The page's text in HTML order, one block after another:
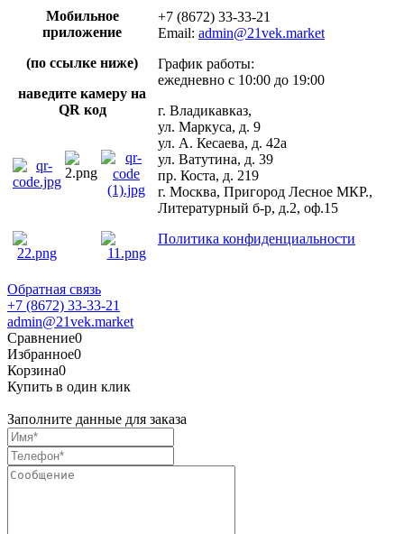
Мобильное
приложение
(по ссылке ниже)
наведите камеру на
QR код
+7 (8672) 33-33-21
Email: admin@21vek.market
График работы:
ежедневно с 10:00 до 19:00
г. Владикавказ,
ул. Маркуса, д. 9
ул. А. Кесаева, д. 42а
ул. Ватутина, д. 39
пр. Коста, д. 219
г. Москва, Пригород Лесное МКР.,
Литературный б-р, д.2, оф.15
Политика конфиденциальности
Обратная связь
+7 (8672) 33-33-21
admin@21vek.market
Сравнение0
Избранное0
Корзина0
Купить в один клик
Заполните данные для заказа